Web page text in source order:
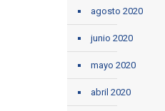
agosto 2020
junio 2020
mayo 2020
abril 2020